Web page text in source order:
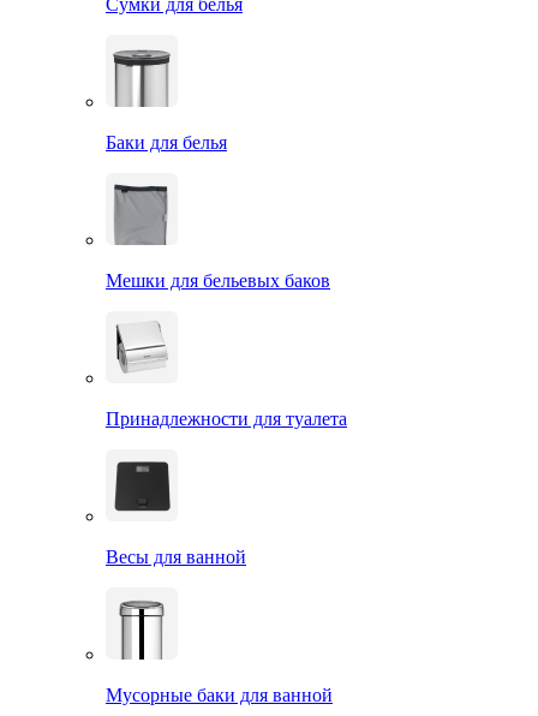
Сумки для белья
Баки для белья
Мешки для бельевых баков
Принадлежности для туалета
Весы для ванной
Мусорные баки для ванной